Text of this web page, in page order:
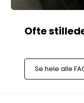
Se hele alle